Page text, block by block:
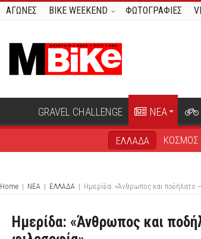
ΑΓΩΝΕΣ BIKE WEEKEND ΦΩΤΟΓΡΑΦΙΕΣ
GRAVEL CHALLENGE ΝΕΑ
ΕΛΛΑΔΑ ΚΟΣΜΟΣ
Home | ΝΕΑ | ΕΛΛΑΔΑ | Ημερίδα: «Άνθρωπος και ποδήλατο
Ημερίδα: «Άνθρωπος και